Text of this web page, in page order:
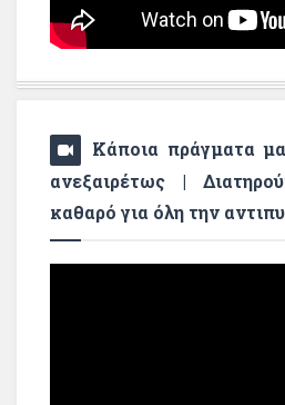
Κάποια πράγματα
ανεξαιρέτως |
καθαρό για όλη την